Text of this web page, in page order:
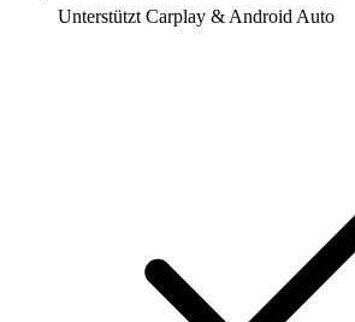
Unterstützt Carplay & Android Auto